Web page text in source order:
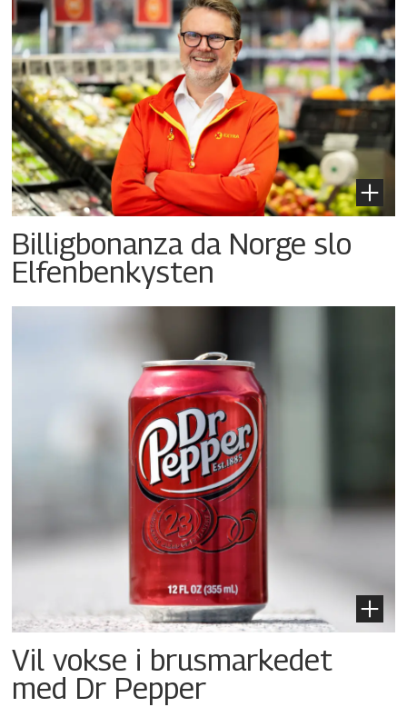
Billigbonanza da Norge slo
Elfenbenkysten
Vil vokse i brusmarkedet
med Dr Pepper